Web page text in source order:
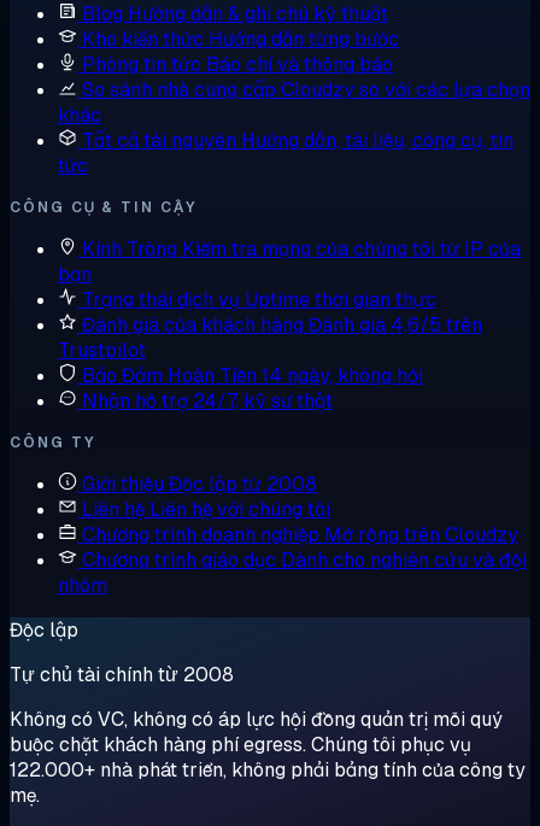
Blog Hướng dẫn & ghi chú kỹ thuật
Kho kiến thức Hướng dẫn từng bước
Phòng tin tức Báo chí và thông báo
So sánh nhà cung cấp Cloudzy so với các lựa chọn
khác
Tất cả tài nguyên Hướng dẫn, tài liệu, công cụ, tin
tức
CÔNG CỤ & TIN CẬY
Kính Tròng Kiểm tra mạng của chúng tôi từ IP của
bạn
Trạng thái dịch vụ Uptime thời gian thực
Đánh giá của khách hàng Đánh giá 4,6/5 trên
Trustpilot
Bảo Đảm Hoàn Tiền 14 ngày, không hỏi
Nhận hỗ trợ 24/7, kỹ sư thật
CÔNG TY
Giới thiệu Độc lập từ 2008
Liên hệ Liên hệ với chúng tôi
Chương trình doanh nghiệp Mở rộng trên Cloudzy
Chương trình giáo dục Dành cho nghiên cứu và đội
nhóm
Độc lập
Tự chủ tài chính từ 2008
Không có VC, không có áp lực hội đồng quản trị mỗi quý
buộc chặt khách hàng phí egress. Chúng tôi phục vụ
122.000+ nhà phát triển, không phải bảng tính của công ty
mẹ.